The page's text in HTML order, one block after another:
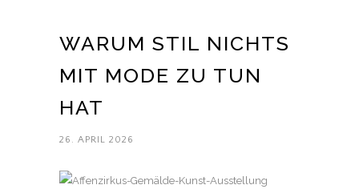
WARUM STIL NICHTS
MIT MODE ZU TUN
HAT
26. APRIL 2026